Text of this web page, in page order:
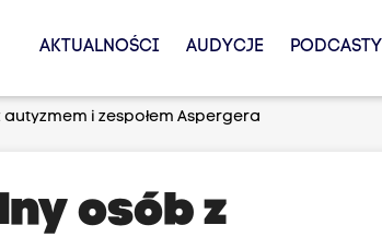
AKTUALNOŚCI AUDYCJE PODCASTY
i zespołem Aspergera
osób z